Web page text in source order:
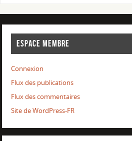
ESPACE MEMBRE
Connexion
Flux des publications
Flux des commentaires
Site de WordPress-FR